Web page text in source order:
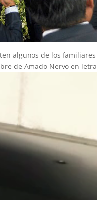
algunos de los
de Amado Nervo en